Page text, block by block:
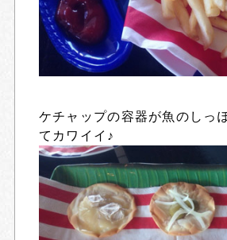
ケチャップの容器が魚のしっ
てカワイイ♪